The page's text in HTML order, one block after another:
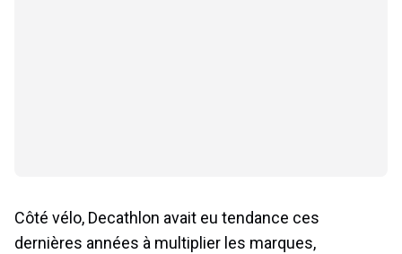
Côté vélo, Decathlon avait eu tendance ces
dernières années à multiplier les marques,